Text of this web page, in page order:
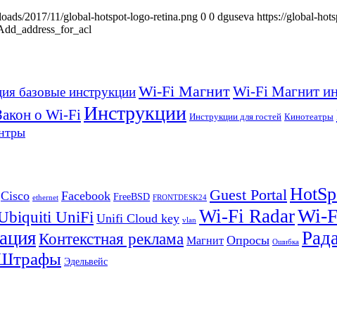
2017/11/global-hotspot-logo-retina.png 0 0 dguseva https://global-
базовые инструкцииWi-Fi МагнитWi-Fi Магнит
о Wi-Fi Инструкции Инструкции для гостей Кинотеатры
Cisco ethernet Facebook FreeBSD FRONTDESK24 Guest Portal
UniFi Unifi Cloud key vlan Wi-Fi RadarWi-
Контекстная реклама Магнит Опросы Ошибка
Эдельвейс